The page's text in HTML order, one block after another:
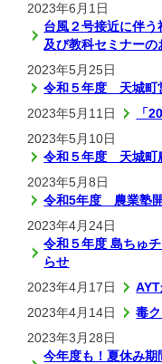
2023年6月1日
台風２号接近に伴
及び教科セミナーの
2023年5月25日
令和５年度 天城町
2023年5月11日
「
2023年5月10日
令和５年度 天城町
2023年5月8日
令和5年度 農業塾
2023年4月24日
令和５年度 島ちゅ
らせ
2023年4月17日
2023年4月14日
毒
2023年3月28日
今年度も！夏休み